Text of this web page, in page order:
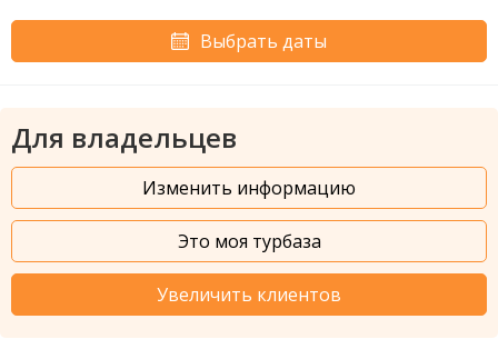
Выбрать даты
Для владельцев
Изменить информацию
Это моя турбаза
Увеличить клиентов